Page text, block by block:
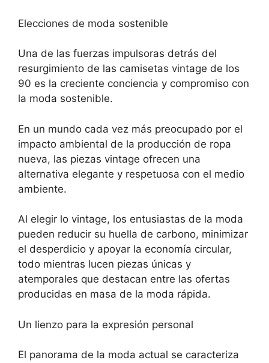
Elecciones de moda sostenible
Una de las fuerzas impulsoras detrás del
resurgimiento de las camisetas vintage de los
90 es la creciente conciencia y compromiso con
la moda sostenible.
En un mundo cada vez más preocupado por el
impacto ambiental de la producción de ropa
nueva, las piezas vintage ofrecen una
alternativa elegante y respetuosa con el medio
ambiente.
Al elegir lo vintage, los entusiastas de la moda
pueden reducir su huella de carbono, minimizar
el desperdicio y apoyar la economía circular,
todo mientras lucen piezas únicas y
atemporales que destacan entre las ofertas
producidas en masa de la moda rápida.
Un lienzo para la expresión personal
El panorama de la moda actual se caracteriza